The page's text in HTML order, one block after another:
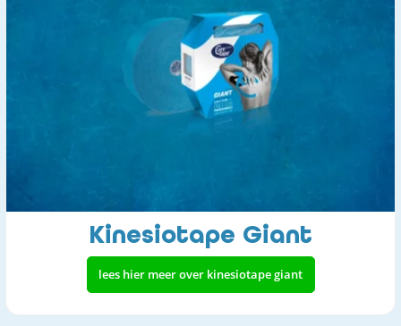
Kinesiotape Giant
lees hier meer over kinesiotape giant